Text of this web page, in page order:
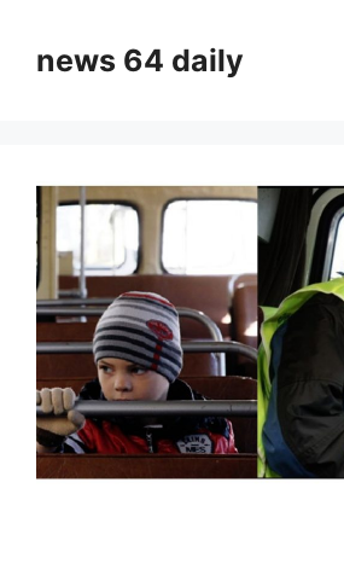
contentnews 64 daily